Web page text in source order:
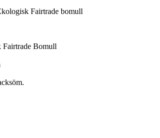
Fairtrade bomull
Bomull